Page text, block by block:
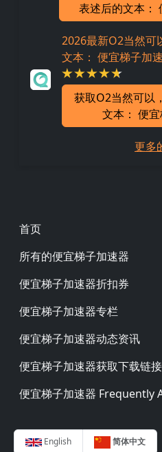
表述后的文本：
2026最新O2当然可
文本： 便宜梯子加
获取O2当然可以
文本： 便
更多
Footer
首页
所有的便宜梯子加速器
便宜梯子加速器折扣券
便宜梯子加速器专栏
便宜梯子加速器动态资讯
便宜梯子加速器获取下载链接
便宜梯子加速器 Frequently
English 简体中文